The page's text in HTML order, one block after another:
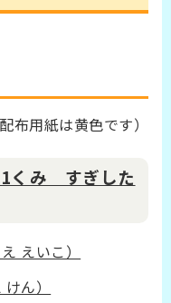
配布用紙は黄色です）
くみ すぎした
えいこ）
ん）